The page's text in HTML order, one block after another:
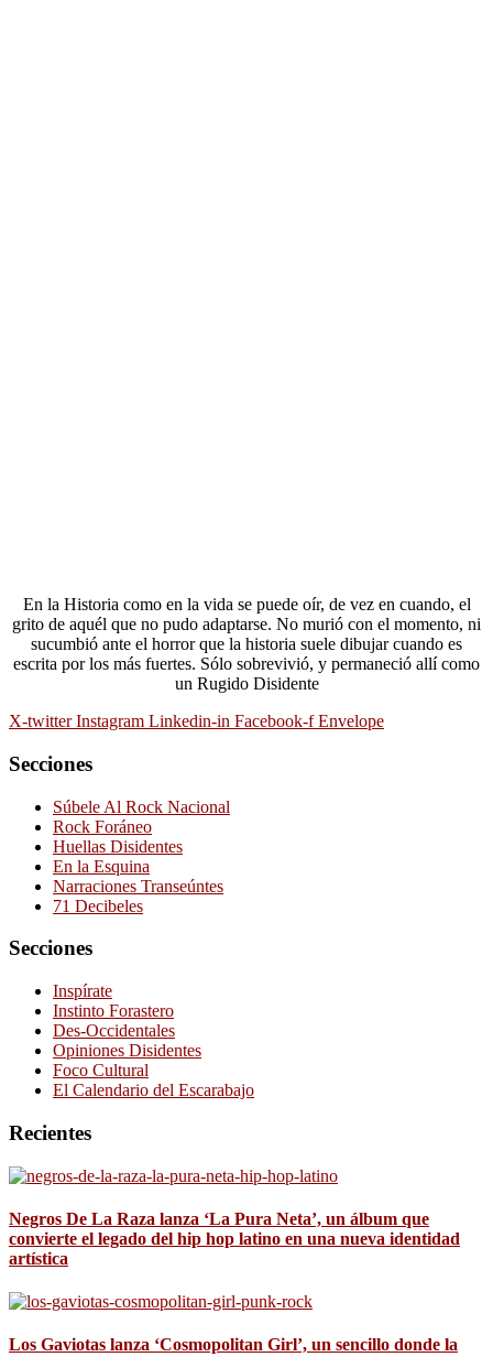
En la Historia como en la vida se puede oír, de vez en cuando, el
grito de aquél que no pudo adaptarse. No murió con el momento, ni
sucumbió ante el horror que la historia suele dibujar cuando es
escrita por los más fuertes. Sólo sobrevivió, y permaneció allí como
un Rugido Disidente
X-twitter Instagram Linkedin-in Facebook-f Envelope
Secciones
Súbele Al Rock Nacional
Rock Foráneo
Huellas Disidentes
En la Esquina
Narraciones Transeúntes
71 Decibeles
Secciones
Inspírate
Instinto Forastero
Des-Occidentales
Opiniones Disidentes
Foco Cultural
El Calendario del Escarabajo
Recientes
Negros De La Raza lanza ‘La Pura Neta’, un álbum que
convierte el legado del hip hop latino en una nueva identidad
artística
Los Gaviotas lanza ‘Cosmopolitan Girl’, un sencillo donde la